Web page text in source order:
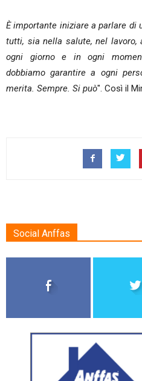
È importante iniziare a parlare di
tutti, sia nella salute, nel lavoro,
ogni giorno e in ogni
dobbiamo garantire a ogni
merita. Sempre. Si può". Così il
Social Anffas